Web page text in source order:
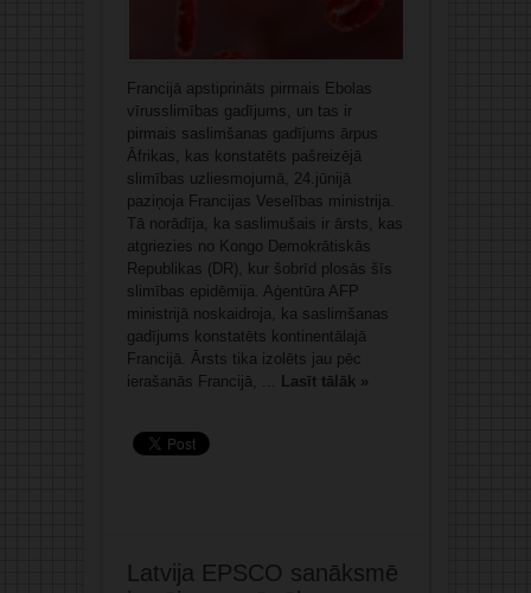
Francijā apstiprināts pirmais Ebolas
vīrusslimības gadījums, un tas ir
pirmais saslimšanas gadījums ārpus
Āfrikas, kas konstatēts pašreizējā
slimības uzliesmojumā, 24.jūnijā
paziņoja Francijas Veselības ministrija.
Tā norādīja, ka saslimušais ir ārsts, kas
atgriezies no Kongo Demokrātiskās
Republikas (DR), kur šobrīd plosās šīs
slimības epidēmija. Aģentūra AFP
ministrijā noskaidroja, ka saslimšanas
gadījums konstatēts kontinentālajā
Francijā. Ārsts tika izolēts jau pēc
ierašanās Francijā, ... Lasīt tālāk »
Latvija EPSCO sanāksmē